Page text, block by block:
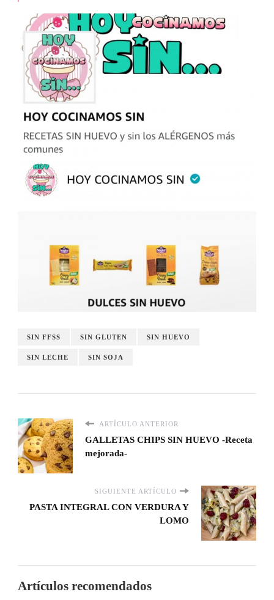
SIN FFSS SIN GLUTEN SIN HUEVO
SIN LECHE SIN SOJA
ARTÍCULO ANTERIOR
GALLETAS CHIPS SIN HUEVO -Receta
mejorada-
SIGUIENTE ARTÍCULO
PASTA INTEGRAL CON VERDURA Y
LOMO
Artículos recomendados